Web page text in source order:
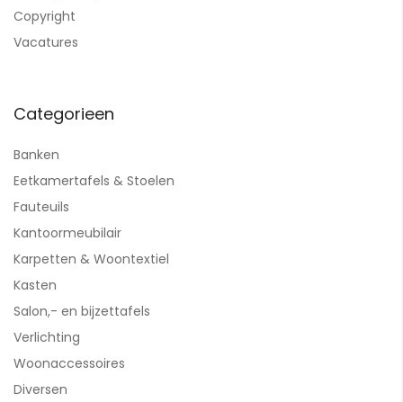
Copyright
Vacatures
Categorieen
Banken
Eetkamertafels & Stoelen
Fauteuils
Kantoormeubilair
Karpetten & Woontextiel
Kasten
Salon,- en bijzettafels
Verlichting
Woonaccessoires
Diversen